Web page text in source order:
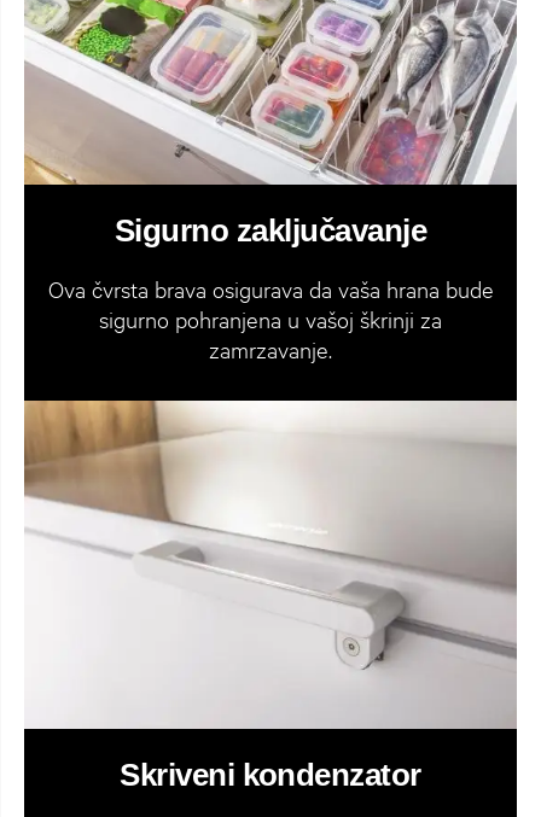
Sigurno zaključavanje
Ova čvrsta brava osigurava da vaša hrana bude
sigurno pohranjena u vašoj škrinji za
zamrzavanje.
Skriveni kondenzator